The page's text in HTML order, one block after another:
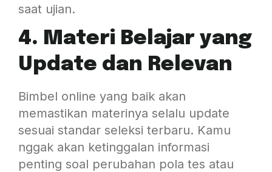
saat ujian.
4. Materi Belajar yang
Update dan Relevan
Bimbel online yang baik akan
memastikan materinya selalu update
sesuai standar seleksi terbaru. Kamu
nggak akan ketinggalan informasi
penting soal perubahan pola tes atau